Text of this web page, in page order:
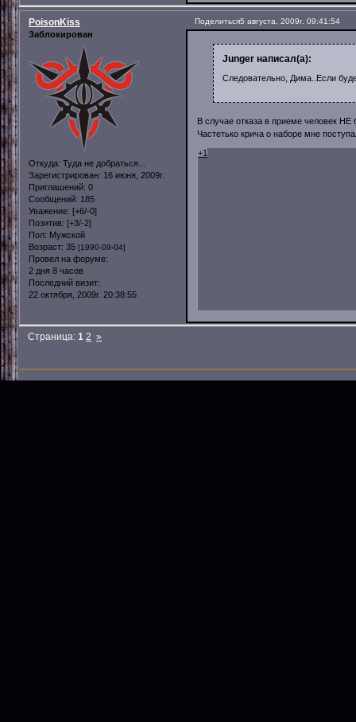
Поделиться5 августа, 2009г. 09:41:54
PoisonKiss
Заблокирован
Откуда: Туда не добраться...
Зарегистрирован: 16 июня, 2009г.
Приглашений: 0
Сообщений: 185
Уважение: [+6/-0]
Позитив: [+3/-2]
Пол: Мужской
Возраст: 35 [1990-09-04]
Провел на форуме:
2 дня 8 часов
Последний визит:
22 октября, 2009г. 20:38:55
Junger написал(а):
Следовательно, Дима..Если
В случае отказа в приеме человек
Частетько крича о наборе мне
+1
Страница:1 2 »